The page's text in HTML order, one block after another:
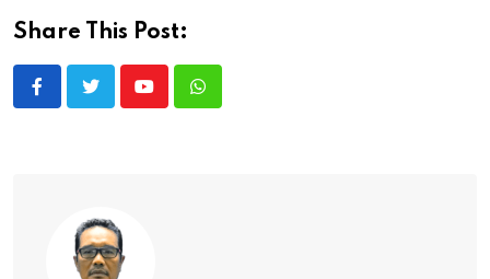
Share This Post:
YoutubeWhatsapp